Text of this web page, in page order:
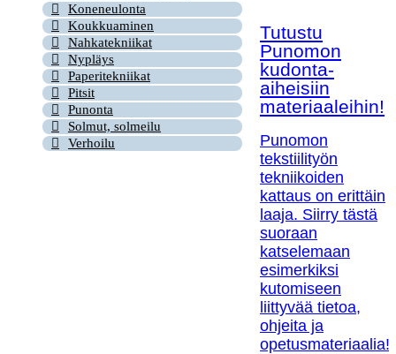
Koneneulonta
Koukkuaminen
Nahkatekniikat
Nypläys
Paperitekniikat
Pitsit
Punonta
Solmut, solmeilu
Verhoilu
Tutustu
Punomon
kudonta-
aiheisiin
materiaaleihin!
Punomon
tekstiilityön
tekniikoiden
kattaus on erittäin
laaja. Siirry tästä
suoraan
katselemaan
esimerkiksi
kutomiseen
liittyvää tietoa,
ohjeita ja
opetusmateriaalia!